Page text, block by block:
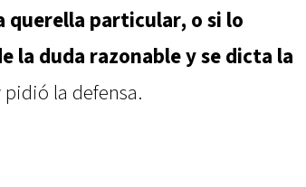
querella particular, o si lo
la duda razonable y se dicta la
la defensa.